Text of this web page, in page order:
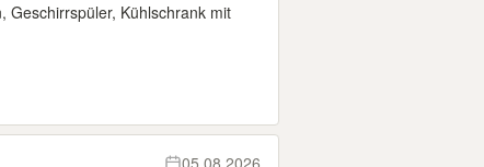
Geschirrspüler, Kühlschrank mit
05.08.2026